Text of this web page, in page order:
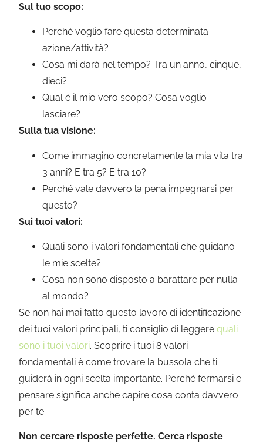
Sul tuo scopo:
Perché voglio fare questa determinata
azione/attività?
Cosa mi darà nel tempo? Tra un anno, cinque,
dieci?
Qual è il mio vero scopo? Cosa voglio
lasciare?
Sulla tua visione:
Come immagino concretamente la mia vita tra
3 anni? E tra 5? E tra 10?
Perché vale davvero la pena impegnarsi per
questo?
Sui tuoi valori:
Quali sono i valori fondamentali che guidano
le mie scelte?
Cosa non sono disposto a barattare per nulla
al mondo?
Se non hai mai fatto questo lavoro di identificazione
dei tuoi valori principali, ti consiglio di leggerequali
sono i tuoi valori. Scoprire i tuoi 8 valori
fondamentali è come trovare la bussola che ti
guiderà in ogni scelta importante. Perché fermarsi e
pensare significa anche capire cosa conta davvero
per te.
Non cercare risposte perfette. Cerca risposte